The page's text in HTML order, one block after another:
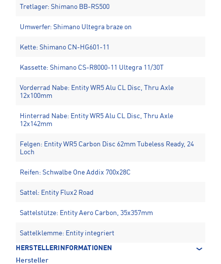
Tretlager: Shimano BB-RS500
Umwerfer: Shimano Ultegra braze on
Kette: Shimano CN-HG601-11
Kassette: Shimano CS-R8000-11 Ultegra 11/30T
Vorderrad Nabe: Entity WR5 Alu CL Disc, Thru Axle
12x100mm
Hinterrad Nabe: Entity WR5 Alu CL Disc, Thru Axle
12x142mm
Felgen: Entity WR5 Carbon Disc 62mm Tubeless Ready, 24
Loch
Reifen: Schwalbe One Addix 700x28C
Sattel: Entity Flux2 Road
Sattelstütze: Entity Aero Carbon, 35x357mm
Sattelklemme: Entity integriert
HERSTELLERINFORMATIONEN
Hersteller